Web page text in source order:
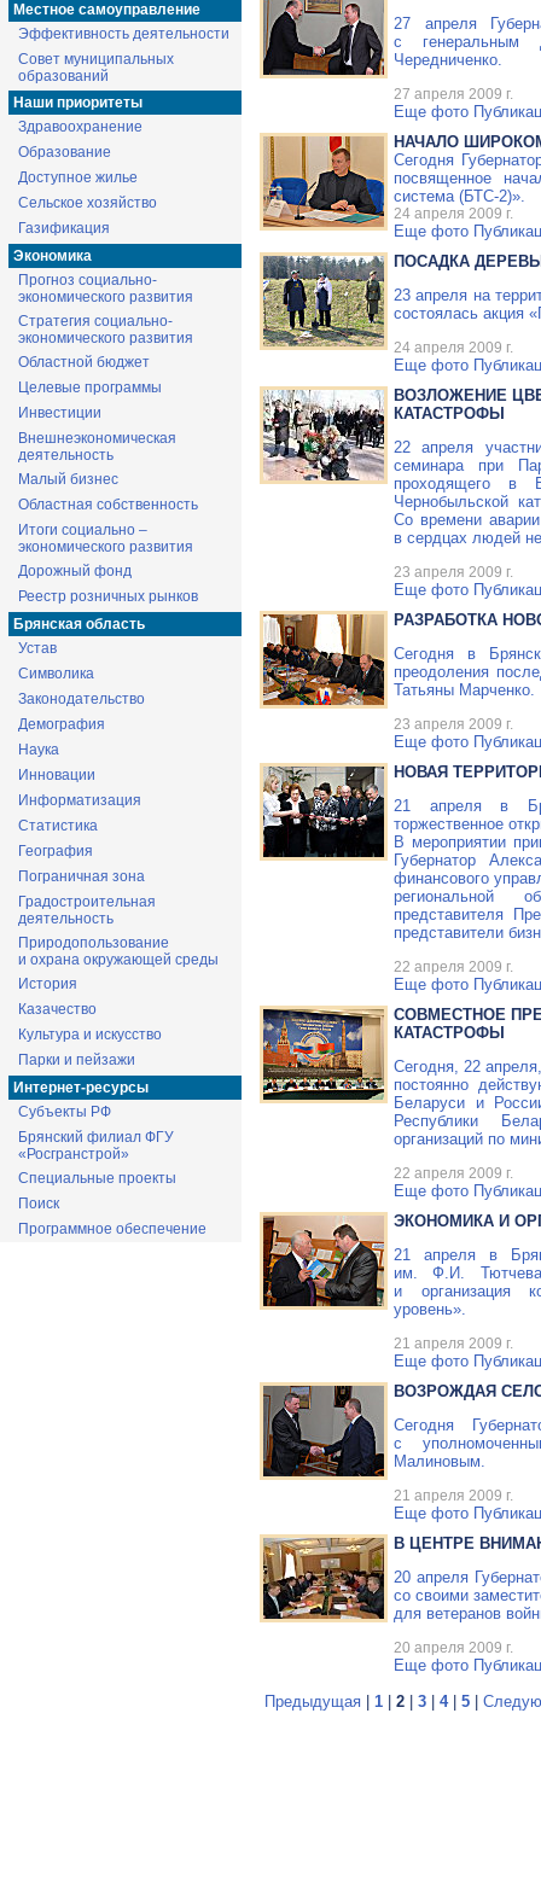
Местное самоуправление
Эффективность деятельности
Совет муниципальных
образований
Наши приоритеты
Здравоохранение
Образование
Доступное жилье
Сельское хозяйство
Газификация
Экономика
Прогноз социально-
экономического развития
Стратегия социально-
экономического развития
Областной бюджет
Целевые программы
Инвестиции
Внешнеэкономическая
деятельность
Малый бизнес
Областная собственность
Итоги социально –
экономического развития
Дорожный фонд
Реестр розничных рынков
Брянская область
Устав
Символика
Законодательство
Демография
Наука
Инновации
Информатизация
Статистика
География
Пограничная зона
Градостроительная
деятельность
Природопользование
и охрана окружающей среды
История
Казачество
Культура и искусство
Парки и пейзажи
Интернет-ресурсы
Субъекты РФ
Брянский филиал ФГУ
«Росгранстрой»
Специальные проекты
Поиск
Программное обеспечение
27 апреля
с генеральным
Чередниченко.
27 апреля 2009 г.
Еще фото
НАЧАЛО
Сегодня
посвященное
система (БТС-2)».
24 апреля 2009 г.
Еще фото
ПОСАДКА
23 апреля на
состоялась акция
24 апреля 2009 г.
Еще фото
ВОЗЛОЖЕНИЕ
КАТАСТРОФЫ
22 апреля
семинара при
проходящего в
Чернобыльской
Со времени
в сердцах людей
23 апреля 2009 г.
Еще фото
РАЗРАБОТКА
Сегодня в
преодоления
Татьяны Марченко.
23 апреля 2009 г.
Еще фото
НОВАЯ
21 апреля в
торжественное
В мероприятии
Губернатор
финансового
региональной
представителя
представители
22 апреля 2009 г.
Еще фото
СОВМЕСТНОЕ
КАТАСТРОФЫ
Сегодня, 22
постоянно
Беларуси и
Республики
организаций по
22 апреля 2009 г.
Еще фото
ЭКОНОМИКА И
21 апреля в
им. Ф.И. Тютчева
и организация
уровень».
21 апреля 2009 г.
Еще фото
ВОЗРОЖДАЯ
Сегодня
с
Малиновым.
21 апреля 2009 г.
Еще фото
В ЦЕНТРЕ
20 апреля
со своими
для ветеранов
20 апреля 2009 г.
Еще фото
Предыдущая 1 2 3 4| 5